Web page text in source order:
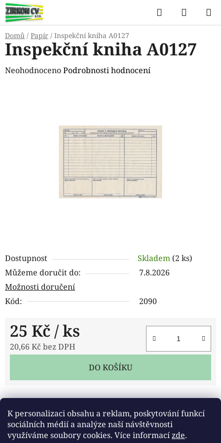
K personalizaci obsahu a reklam, poskytování funkcí
sociálních médií a analýze naší návštěvnosti
využíváme soubory cookies. Více informacízde.
Přejít
na
obsah
Hledat
KOŠÍK
Domů / Papír / Inspekční kniha A0127
Dostupnost Skladem (2 ks)
Můžeme doručit do:
7.8.2026
Možnosti doručení
Kód:
2090
25 Kč / ks
20,66 Kč bez DPH
DO KOŠÍKU
Inspekční kniha A0127
Průměrné
NeohodnocenoPodrobnosti hodnocení